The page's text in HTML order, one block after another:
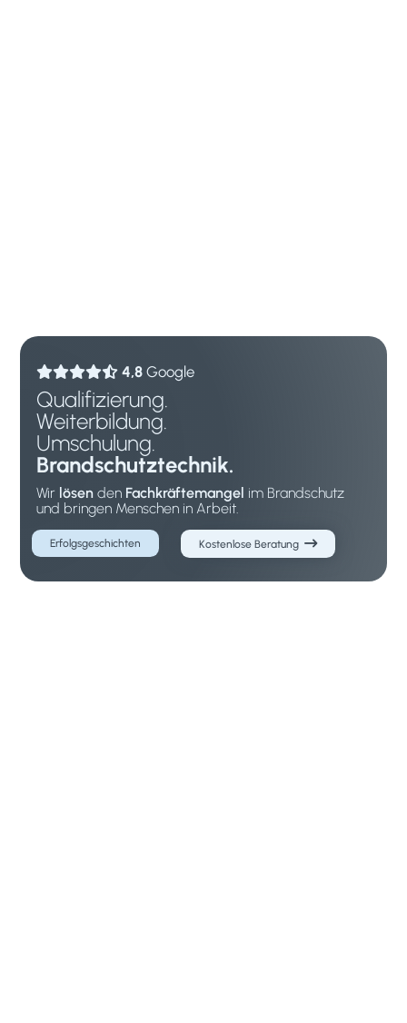
 4,8 Google
Qualifizierung.
Weiterbildung.
Umschulung.
Brandschutztechnik.
Wir lösen den Fachkräftemangel im Brandschutz
und bringen Menschen in Arbeit.
Erfolgsgeschichten Kostenlose Beratung